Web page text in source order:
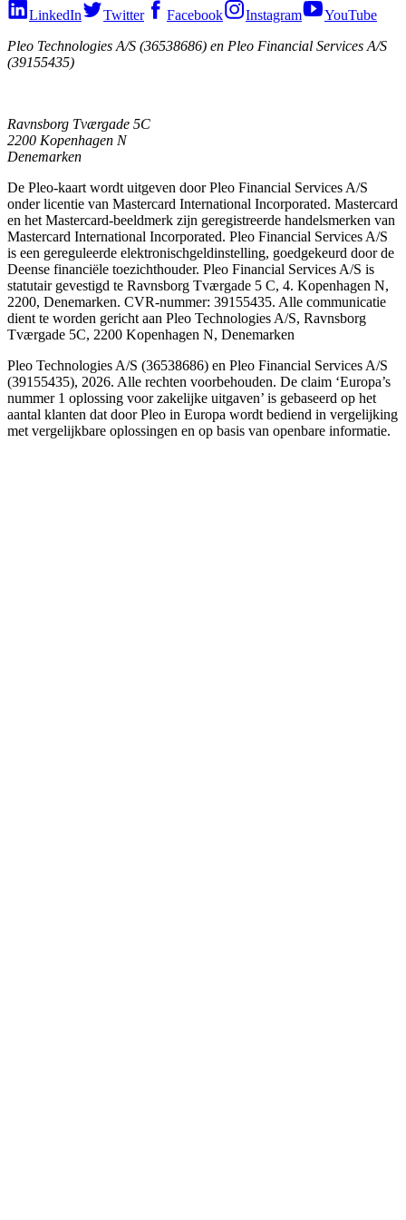
LinkedIn
Twitter Facebook Instagram
YouTube
Pleo Technologies A/S (36538686) en Pleo Financial Services A/S
(39155435)
Ravnsborg Tværgade 5C
2200 Kopenhagen N
Denemarken
De Pleo-kaart wordt uitgeven door Pleo Financial Services A/S
onder licentie van Mastercard International Incorporated. Mastercard
en het Mastercard-beeldmerk zijn geregistreerde handelsmerken van
Mastercard International Incorporated. Pleo Financial Services A/S
is een gereguleerde elektronischgeldinstelling, goedgekeurd door de
Deense financiële toezichthouder. Pleo Financial Services A/S is
statutair gevestigd te Ravnsborg Tværgade 5 C, 4. Kopenhagen N,
2200, Denemarken. CVR-nummer: 39155435. Alle communicatie
dient te worden gericht aan Pleo Technologies A/S, Ravnsborg
Tværgade 5C, 2200 Kopenhagen N, Denemarken
Pleo Technologies A/S (36538686) en Pleo Financial Services A/S
(39155435), 2026. Alle rechten voorbehouden. De claim ‘Europa’s
nummer 1 oplossing voor zakelijke uitgaven’ is gebaseerd op het
aantal klanten dat door Pleo in Europa wordt bediend in vergelijking
met vergelijkbare oplossingen en op basis van openbare informatie.